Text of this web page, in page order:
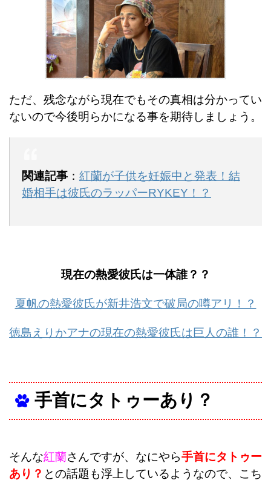
ただ、残念ながら現在でもその真相は分かってい
ないので今後明らかになる事を期待しましょう。
関連記事 ： 紅蘭が子供を妊娠中と発表！結
婚相手は彼氏のラッパーRYKEY！？
現在の熱愛彼氏は一体誰？？
夏帆の熱愛彼氏が新井浩文で破局の噂アリ！？
徳島えりかアナの現在の熱愛彼氏は巨人の誰！？
手首にタトゥーあり？
そんな紅蘭さんですが、なにやら手首にタトゥー
あり？ との話題も浮上しているようなので、こち